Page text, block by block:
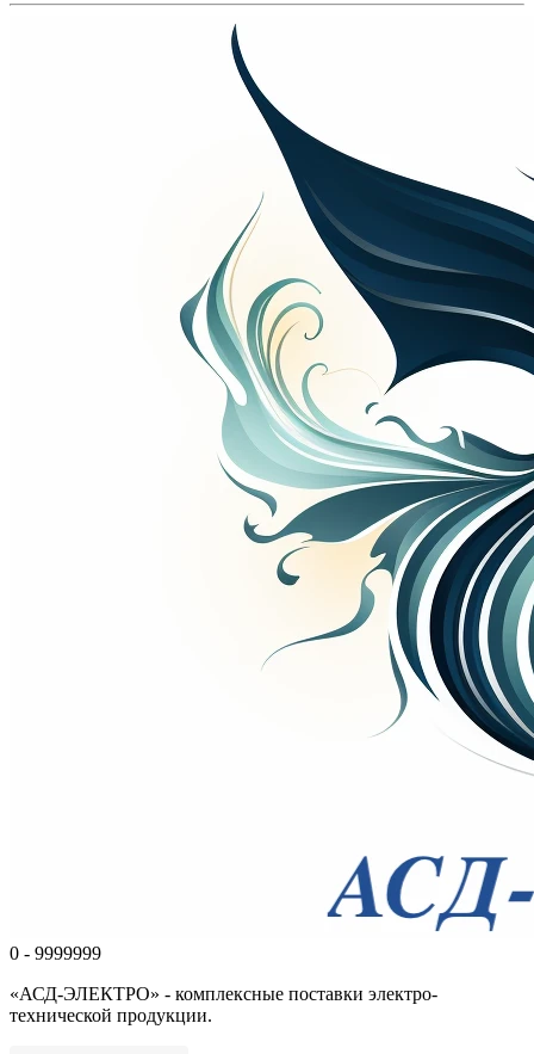
0 - 9999999
«АСД-ЭЛЕКТРО» - комплексные поставки электро-
технической продукции.